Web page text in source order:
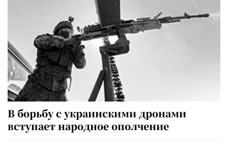
В борьбу с украинскими дронами
вступает народное ополчение